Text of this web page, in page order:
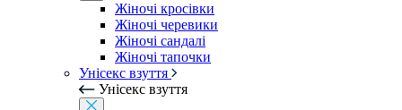
Жіночі кросівки
Жіночі черевики
Жіночі сандалі
Жіночі тапочки
Унісекс взуття
Унісекс взуття